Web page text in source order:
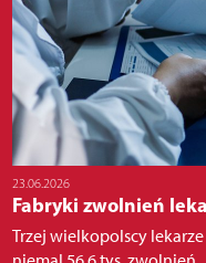
23.06.2026
Fabryki zwolnień
Trzej wielkopolscy